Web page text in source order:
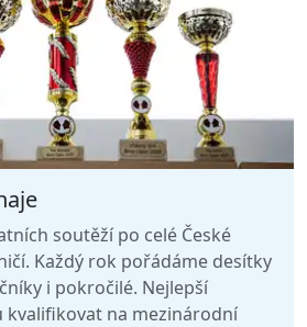
soutěží po celé České
Každý rok pořádáme desítky
i pokročilé. Nejlepší
kvalifikovat na mezinárodní